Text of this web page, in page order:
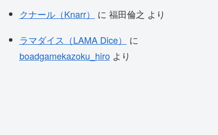
クナール（Knarr）
に 福田倫之 より
ラマダイス（LAMA Dice）
に
boadgamekazoku_hiroより